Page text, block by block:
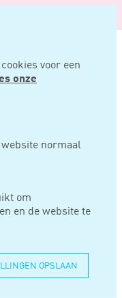
voor een
onze
website normaal
om
en de website te
OPSLAAN
door zelfbewoning